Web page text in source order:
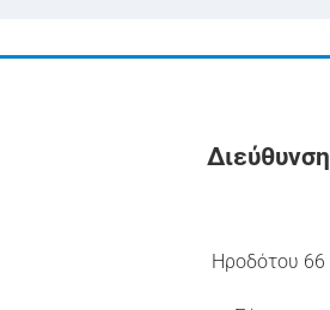
Διεύθυνση
Ηροδότου 66